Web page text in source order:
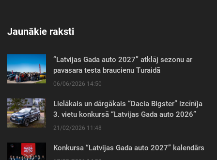
Jaunākie raksti
“Latvijas Gada auto 2027” atklāj sezonu ar
pavasara testa braucienu Turaidā
06/06/2026 14:50
Lielākais un dārgākais “Dacia Bigster” izcīnīja
3. vietu konkursā “Latvijas Gada auto 2026”
21/02/2026 11:48
Konkursa “Latvijas Gada auto 2027” kalendārs